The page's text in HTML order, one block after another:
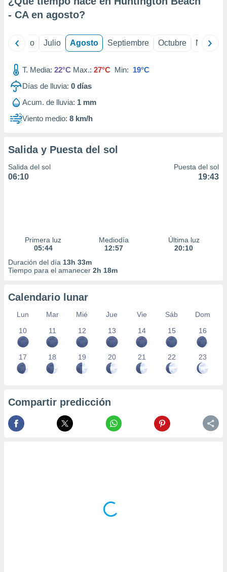
e
publicidad
publicidad
de
- CA en agosto?
Junio Julio Agosto Septiembre Octubre
T. Media: 22°C Max.: 27°C Min: 19°C
Días de lluvia: 0 días
Acum. de lluvia: 1 mm
Viento medio: 8 km/h
Salida y Puesta del sol
Salida del sol
06:10
Puesta del sol
19:43
Primera luz
05:44
Mediodía
12:57
Última luz
20:10
Duración del día 13h 33m
Tiempo para el amanecer 2h 18m
Calendario lunar
Lun Mar Mié Jue Vie Sáb
Dom
10
11 12 13 14 15 16
17 18 19 20 21 22 23
Compartir predicción